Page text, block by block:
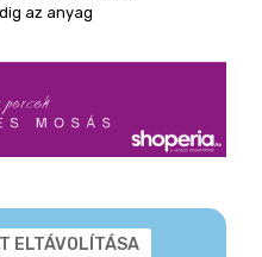
az anyag
ELTÁVOLÍTÁSA